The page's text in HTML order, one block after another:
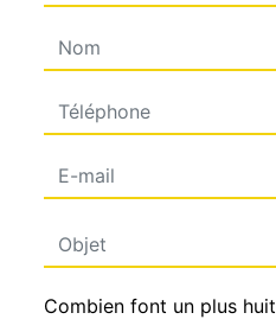
Combien font un plus huit